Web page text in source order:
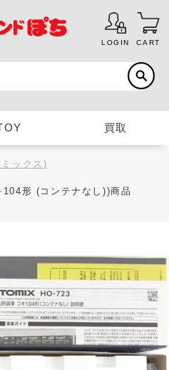
LOGIN CART
買取
ックス)
形 (コンテナなし))商品